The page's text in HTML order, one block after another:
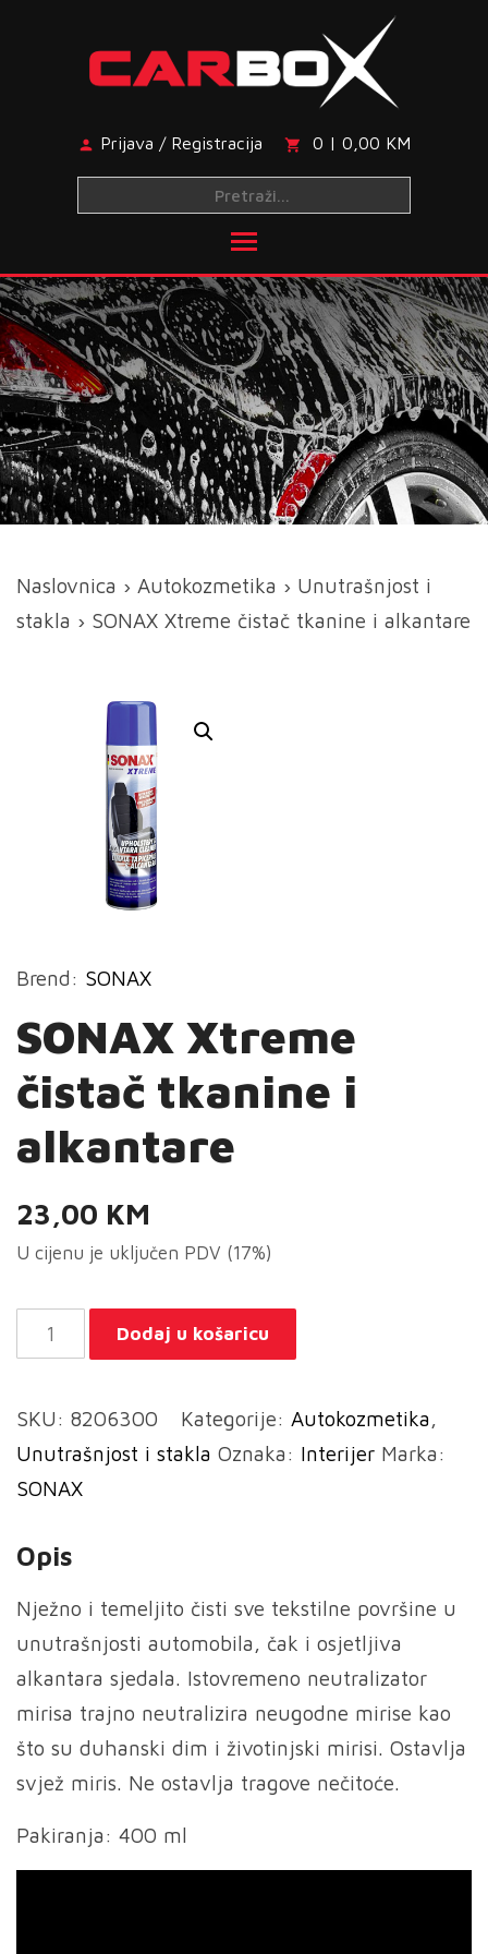
Prijava / Registracija 0 | 0,00 KM
Naslovnica › Autokozmetika › Unutrašnjost i
stakla › SONAX Xtreme čistač tkanine i alkantare
Brend: SONAX
SONAX Xtreme
čistač tkanine i
alkantare
23,00 KM
U cijenu je uključen PDV (17%)
SONAX
Xtreme
tkanine
i
alkantare
Dodaj u košaricu
SKU: 8206300 Kategorije: Autokozmetika,
Unutrašnjost i stakla Oznaka: Interijer Marka:
SONAX
Opis
Nježno i temeljito čisti sve tekstilne površine u
unutrašnjosti automobila, čak i osjetljiva
alkantara sjedala. Istovremeno neutralizator
mirisa trajno neutralizira neugodne mirise kao
što su duhanski dim i životinjski mirisi. Ostavlja
svjež miris. Ne ostavlja tragove nečitoće.
Pakiranja: 400 ml